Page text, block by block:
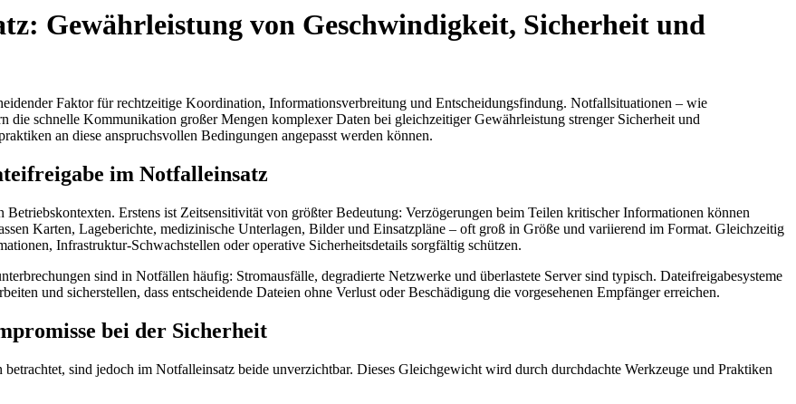
Gewährleistung von Geschwindigkeit, Sicherheit und
Faktor für rechtzeitige Koordination, Informationsverbreitung und Entscheidungsfindung. Notfallsituationen – wie
die schnelle Kommunikation großer Mengen komplexer Daten bei gleichzeitiger Gewährleistung strenger Sicherheit und
an diese anspruchsvollen Bedingungen angepasst werden können.
im Notfalleinsatz
Erstens ist Zeitsensitivität von größter Bedeutung: Verzögerungen beim Teilen kritischer Informationen können
Karten, Lageberichte, medizinische Unterlagen, Bilder und Einsatzpläne – oft groß in Größe und variierend im Format. Gleichzeitig
Infrastruktur-Schwachstellen oder operative Sicherheitsdetails sorgfältig schützen.
sind in Notfällen häufig: Stromausfälle, degradierte Netzwerke und überlastete Server sind typisch. Dateifreigabesysteme
und sicherstellen, dass entscheidende Dateien ohne Verlust oder Beschädigung die vorgesehenen Empfänger erreichen.
bei der Sicherheit
sind jedoch im Notfalleinsatz beide unverzichtbar. Dieses Gleichgewicht wird durch durchdachte Werkzeuge und Praktiken